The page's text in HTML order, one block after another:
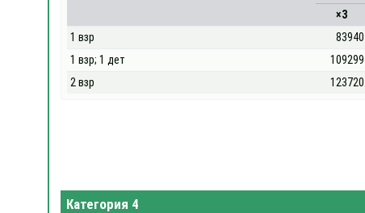
×3
1 взр
83940
1 взр; 1 дет
109299
2 взр
123720
Категория 4